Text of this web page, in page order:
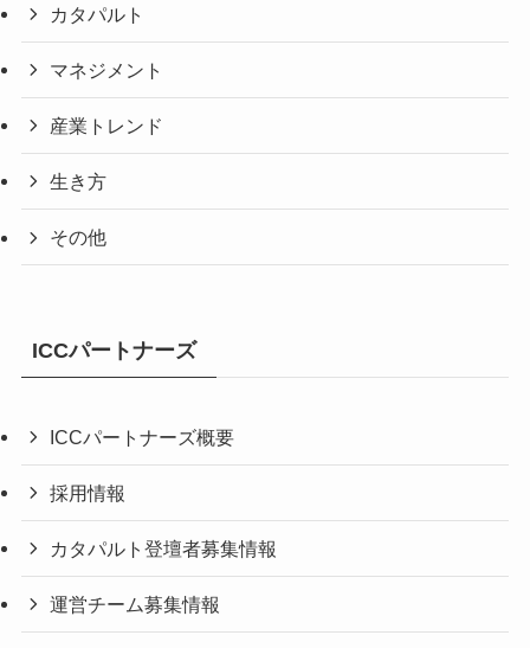
カタパルト
マネジメント
産業トレンド
生き方
その他
ICCパートナーズ
ICCパートナーズ概要
採用情報
カタパルト登壇者募集情報
運営チーム募集情報